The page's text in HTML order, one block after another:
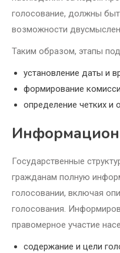
голосование, должны
возможности
Таким образом, этапы
установление даты и
формирование
определение четких и
Государственные
гражданам полную
голосовании, включая
голосования.
правомерное участие
содержание и цели